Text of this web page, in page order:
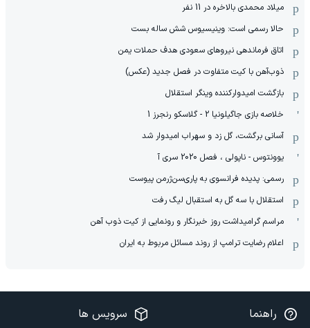
میلاد محمدی بالاخره در 11 نفر
حالا رسمی است: وینیسیوس شش ساله بست
اتاق فرماندهی نیروهای سعودی هدف حملات یمن
ذوب‌آهن با کیت متفاوت در فصل جدید (عکس)
بازگشت امیدوارکننده وینگر استقلال
خلاصه بازی جاگیلونیا 2 - گلاسکو رنجرز 1
آسانی برگشت، گل زد و سهراب امیدوار شد
یوونتوس - ناپولی ، فصل 2020 سری آ
رسمی: پدیده فرانسوی به پاری‌سن‌ژرمن پیوست
استقلال با سه گل به استقبال لیگ رفت
مراسم گرامیداشت روز خبرنگار و رونمایی از کیت ذوب آهن
اعلام رضایت ترامپ از روند مسائل مربوط به ایران
راهنما سرویس ها